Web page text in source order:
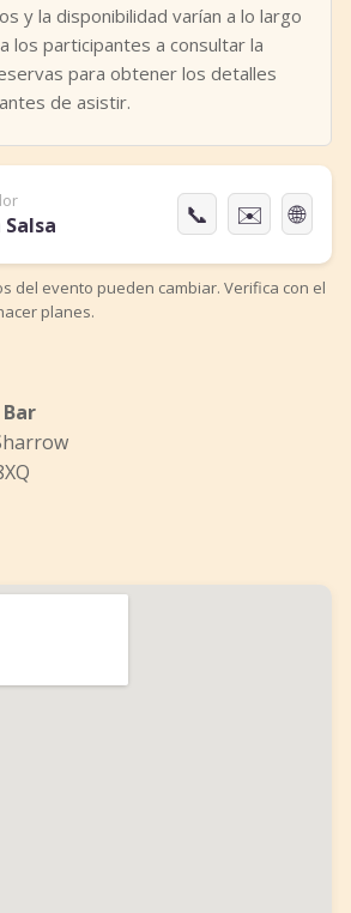
y la disponibilidad varían a lo largo
los participantes a consultar la
para obtener los detalles
de asistir.
📞 ✉️ 🌐
del evento pueden cambiar. Verifica con el
planes.